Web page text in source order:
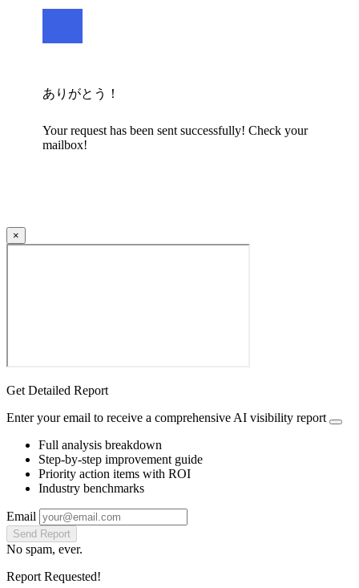
ありがとう！
Your request has been sent successfully! Check your
mailbox!
×
Get Detailed Report
Enter your email to receive a comprehensive AI visibility report
Full analysis breakdown
Step-by-step improvement guide
Priority action items with ROI
Industry benchmarks
Email
Send Report
No spam, ever.
Report Requested!